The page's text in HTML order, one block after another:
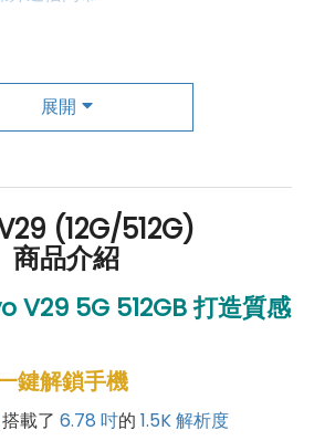
了可以「消費集點兌換商品」，每半
配件購物金」，每年再送「VIP生日
展開
(12G/512G)
商品介紹
V29 5G 512GB打造質感
鍵解鎖手機
搭載了 6.78 吋的 1.5K解析度